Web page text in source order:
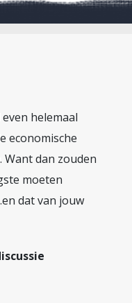
helemaal
economische
dan zouden
moeten
dat van jouw